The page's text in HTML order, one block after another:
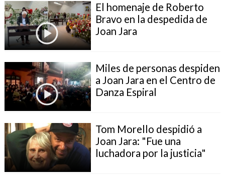
El homenaje de Roberto
Bravo en la despedida de
Joan Jara
Miles de personas despiden
a Joan Jara en el Centro de
Danza Espiral
Tom Morello despidió a
Joan Jara: "Fue una
luchadora por la justicia"